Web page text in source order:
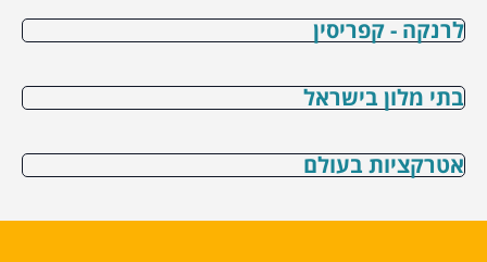
לרנקה - קפריסין
בתי מלון בישראל
אטרקציות בעולם